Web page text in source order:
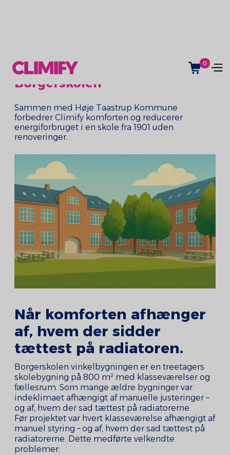
0
Borgerskolen
Sammen med Høje Taastrup Kommune
forbedrer Climify komforten og reducerer
energiforbruget i en skole fra 1901 uden
renoveringer.
Når komforten afhænger
af, hvem der sidder
tættest på radiatoren.
Borgerskolen vinkelbygningen er en treetagers
skolebygning på 800 m² med klasseværelser og
fællesrum. Som mange ældre bygninger var
indeklimaet afhængigt af manuelle justeringer –
og af, hvem der sad tættest på radiatorerne.
Før projektet var hvert klasseværelse afhængigt af
manuel styring – og af, hvem der sad tættest på
radiatorerne. Dette medførte velkendte
problemer: